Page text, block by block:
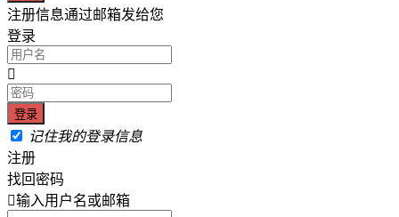
注册信息通过邮箱发给您
登录
记住我的登录信息
注册
找回密码
输入用户名或邮箱